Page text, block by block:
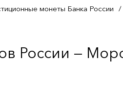
монеты Банка России /
России —